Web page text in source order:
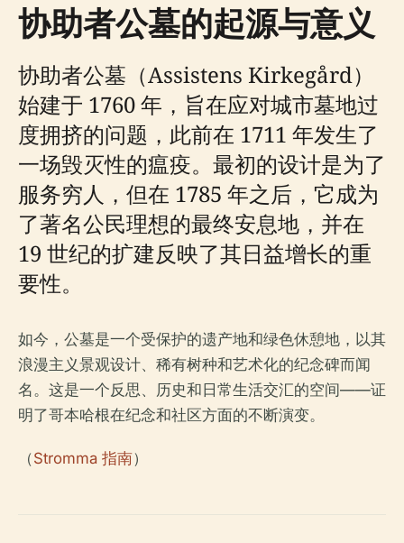
协助者公墓的起源与意义
协助者公墓（Assistens Kirkegård）
始建于 1760 年，旨在应对城市墓地过
度拥挤的问题，此前在 1711 年发生了
一场毁灭性的瘟疫。最初的设计是为了
服务穷人，但在 1785 年之后，它成为
了著名公民理想的最终安息地，并在
19 世纪的扩建反映了其日益增长的重
要性。
如今，公墓是一个受保护的遗产地和绿色休憩地，以其
浪漫主义景观设计、稀有树种和艺术化的纪念碑而闻
名。这是一个反思、历史和日常生活交汇的空间——证
明了哥本哈根在纪念和社区方面的不断演变。
（Stromma 指南）